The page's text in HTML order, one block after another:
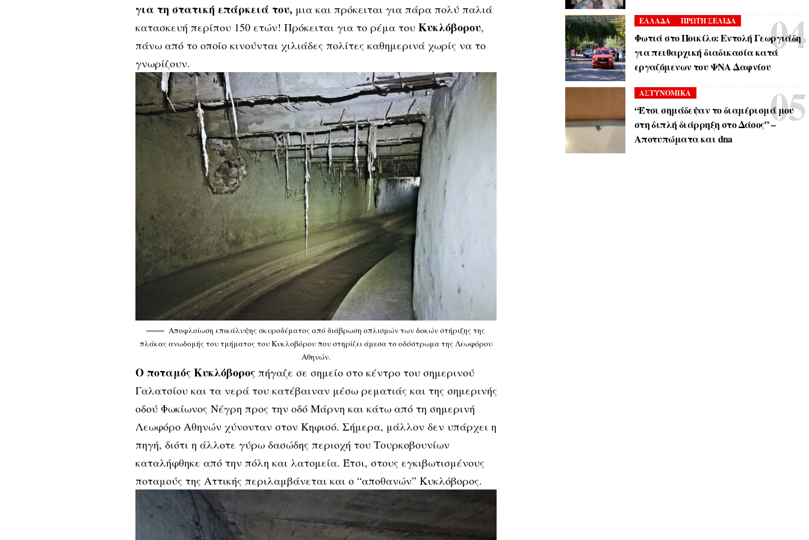
για τη στατική επάρκειά του, μια και πρόκειται για πάρα πολύ παλιά
κατασκευή περίπου 150 ετών! Πρόκειται για το ρέμα του Κυκλόβορου,
πάνω από το οποίο κινούνται χιλιάδες πολίτες καθημερινά χωρίς να το
γνωρίζουν.
Αποφλοίωση επικάλυψης σκυροδέματος από διάβρωση οπλισμών των δοκών στήριξης της
πλάκας ανωδομής του τμήματος του Κυκλοβόρου που στηρίζει άμεσα το οδόστρωμα της Λεωφόρου
Αθηνών.
Ο ποταμός Κυκλόβορος πήγαζε σε σημείο στο κέντρο του σημερινού
Γαλατσίου και τα νερά του κατέβαιναν μέσω ρεματιάς και της σημερινής
οδού Φωκίωνος Νέγρη προς την οδό Μάρνη και κάτω από τη σημερινή
Λεωφόρο Αθηνών χύνονταν στον Κηφισό. Σήμερα, μάλλον δεν υπάρχει η
πηγή, διότι η άλλοτε γύρω δασώδης περιοχή του Τουρκοβουνίων
καταλήφθηκε από την πόλη και λατομεία. Έτσι, στους εγκιβωτισμένους
ποταμούς της Αττικής περιλαμβάνεται και ο “αποθανών” Κυκλόβορος.
ΕΛΛΑΔΑ ΠΡΩΤΗ ΣΕΛΙΔΑ
Φωτιά στο Ποικίλο: Εντολή Γεωργιάδη
για πειθαρχική διαδικασία κατά
εργαζόμενων του ΨΝΑ Δαφνίου
ΑΣΤΥΝΟΜΙΚΑ
“Έτσι σημάδεψαν το διαμέρισμά μου
στη διπλή διάρρηξη στο Δάσος” –
Αποτυπώματα και dna